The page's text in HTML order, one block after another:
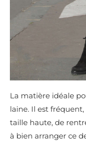
La matière idéale
laine. Il est
taille haute, de
à bien arranger ce